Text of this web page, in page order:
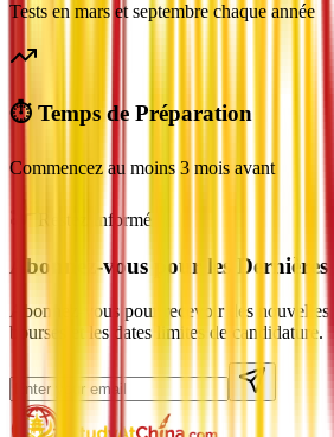
Tests en mars et septembre chaque année
⏱️ Temps de Préparation
Commencez au moins 3 mois avant
Restez Informé
Abonnez-vous pour les Dernières
Abonnez-vous pour recevoir des
bourses et les dates limites de candidature.